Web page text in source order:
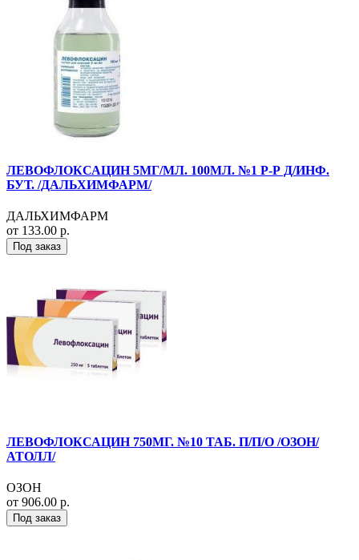
ЛЕВОФЛОКСАЦИН 5МГ/МЛ. 100МЛ. №1 Р-Р Д/ИНФ.
БУТ. /ДАЛЬХИМФАРМ/
ДАЛЬХИМФАРМ
от 133.00 р.
Под заказ
ЛЕВОФЛОКСАЦИН 750МГ. №10 ТАБ. П/П/О /ОЗОН/
АТОЛЛ/
ОЗОН
от 906.00 р.
Под заказ